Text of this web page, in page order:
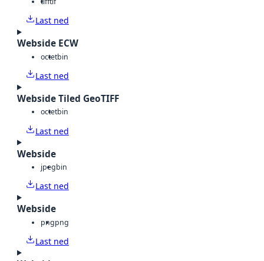
Last ned
Webside ECW
octetbin
Last ned
Webside Tiled GeoTIFF
octetbin
Last ned
Webside
jpegbin
Last ned
Webside
pngpng
Last ned